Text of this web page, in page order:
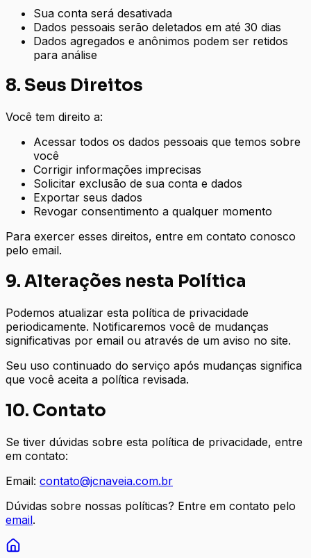
Sua conta será desativada
Dados pessoais serão deletados em até 30 dias
Dados agregados e anônimos podem ser retidos
para análise
8. Seus Direitos
Você tem direito a:
Acessar todos os dados pessoais que temos sobre
você
Corrigir informações imprecisas
Solicitar exclusão de sua conta e dados
Exportar seus dados
Revogar consentimento a qualquer momento
Para exercer esses direitos, entre em contato conosco
pelo email.
9. Alterações nesta Política
Podemos atualizar esta política de privacidade
periodicamente. Notificaremos você de mudanças
significativas por email ou através de um aviso no site.
Seu uso continuado do serviço após mudanças significa
que você aceita a política revisada.
10. Contato
Se tiver dúvidas sobre esta política de privacidade, entre
em contato:
Email: contato@jcnaveia.com.br
Dúvidas sobre nossas políticas? Entre em contato pelo
email.